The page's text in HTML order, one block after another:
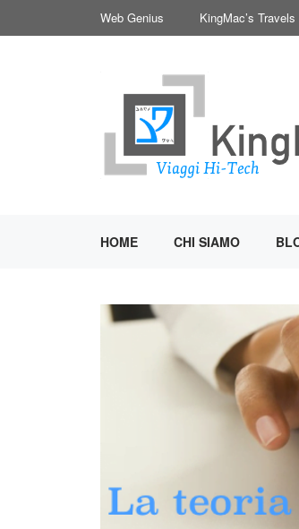
al
Web Genius KingMac’s Travels
HOME CHI SIAMO